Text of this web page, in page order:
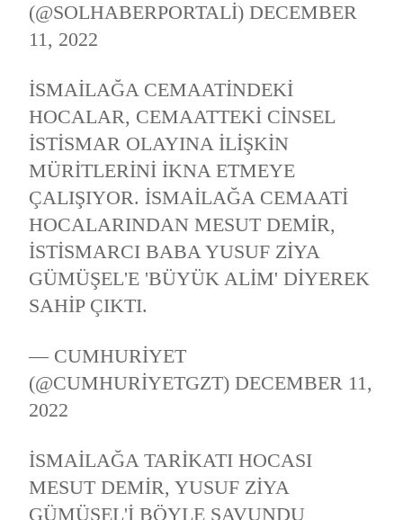
(@SOLHABERPORTALI)DECEMBER
11, 2022
İSMAILAĞA CEMAATINDEKI
HOCALAR, CEMAATTEKI CINSEL
ISTISMAR OLAYINA ILIŞKIN
MÜRITLERINI IKNA ETMEYE
ÇALIŞIYOR. İSMAILAĞA CEMAATI
HOCALARINDAN MESUT DEMIR,
ISTISMARCI BABA YUSUF ZIYA
GÜMÜŞEL'E 'BÜYÜK ALIM' DIYEREK
SAHIP ÇIKTI.
— CUMHURIYET
(@CUMHURIYETGZT)DECEMBER 11,
2022
İSMAILAĞA TARIKATI HOCASI
MESUT DEMIR, YUSUF ZIYA
GÜMÜŞEL'I BÖYLE SAVUNDU